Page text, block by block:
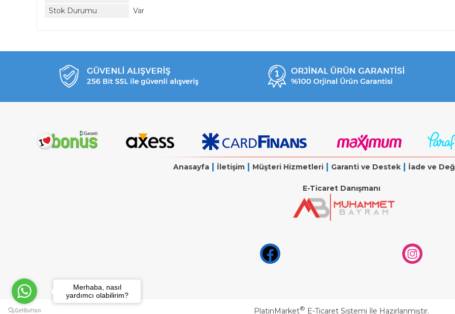
Stok Durumu
Var
Anasayfa| İletişim| Müşteri Hizmetleri| Garanti ve Destek| İade ve
E-Ticaret Danışmanı
PlatinMarket® E-Ticaret Sistemi İle Hazırlanmıştır.
Merhaba, nasıl
yardımcı olabilirim?